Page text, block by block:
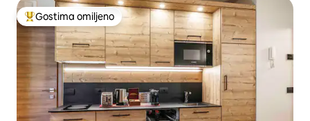
Najuspešniji među gostima omiljenim
Gostima omiljeno